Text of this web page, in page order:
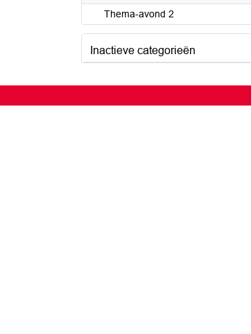
Thema-avond 2
Inactieve categorieën